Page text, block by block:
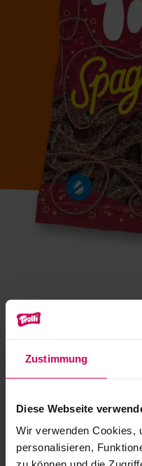
Zustimmung
Diese Webseite
Wir verwenden Cookies,
personalisieren,